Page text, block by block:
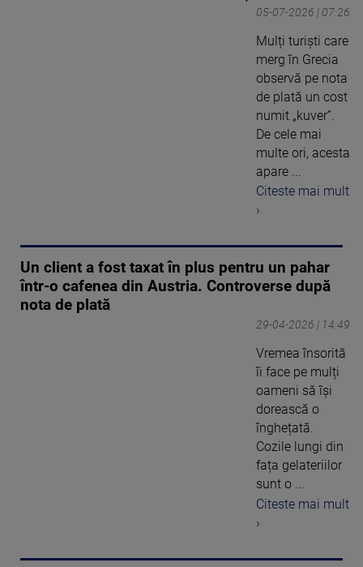
05-07-2026 | 07:26
Mulți turiști care
merg în Grecia
observă pe nota
de plată un cost
numit „kuver”.
De cele mai
multe ori, acesta
apare ...
Citeste mai mult
›
Un client a fost taxat în plus pentru un pahar
într-o cafenea din Austria. Controverse după
nota de plată
29-04-2026 | 14:49
Vremea însorită
îi face pe mulți
oameni să își
dorească o
înghețată.
Cozile lungi din
fața gelateriilor
sunt o ...
Citeste mai mult
›